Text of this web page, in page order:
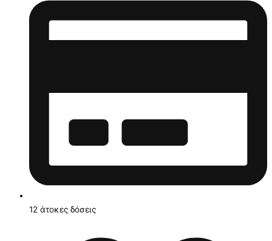
12 άτοκες δόσεις